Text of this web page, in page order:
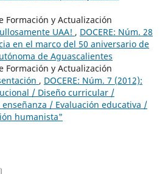
Formación y Actualización
UAA! , DOCERE: Núm. 28
en el marco del 50 aniversario de
de Aguascalientes
Formación y Actualización
, DOCERE: Núm. 7 (2012):
/ Diseño curricular /
/ Evaluación educativa /
humanista"